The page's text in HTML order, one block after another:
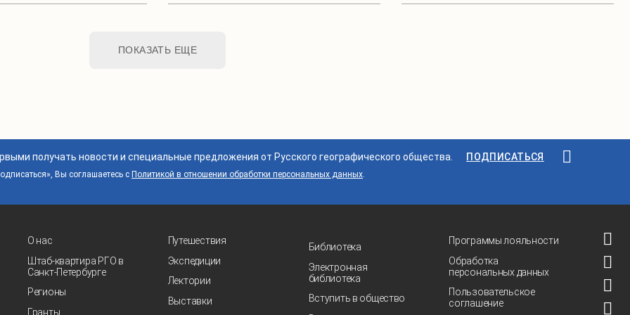
ПОКАЗАТЬ ЕЩЕ
получать новости и специальные предложения от Русского географического общества. ПОДПИСАТЬСЯ
Вы соглашаетесь с Политикой в отношении обработки персональных данных.
О нас
Штаб-квартира РГО в
Санкт‑Петербурге
Регионы
Гранты
Путешествия
Экспедиции
Лектории
Выставки
Библиотека
Электронная
библиотека
Вступить в общество
Программы лояльности
Обработка
персональных данных
Пользовательское
соглашение